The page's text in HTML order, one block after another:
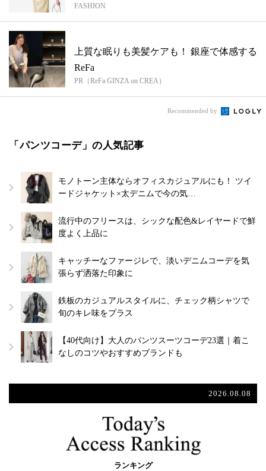
FASHION
上質な眠りも美髪ケアも！ 銀座で体感する
ReFa
PR（ReFa GINZA on CREA）
Recommended by
「パンツコーデ」の人気記事
モノトーン主体ならオフィスカジュアルにも！ ツイ
ードジャケット×太デニムで今の気…
流行中のフリースは、シックな配色&レイヤードで鮮
度よく上品に
キャッチーなファージレで、淡いデニムコーデを気
張らず洒落た印象に
鉄板のカジュアルスタイルに、チェック柄シャツで
旬のキレ味をプラス
【40代向け】大人のパンツスーツコーデ23選｜着こ
なしのコツやおすすめブランドも
2026.08.08
ランキング